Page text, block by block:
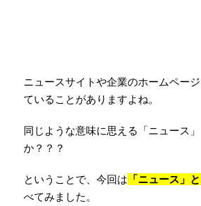
ニュースサイトや企業のホームペー
ていることがありますよね。
同じような意味に思える「ニュース
か？？？
ということで、今回は 「ニュース」
べてみました。